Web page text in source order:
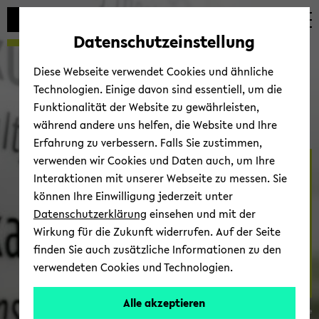
Automatische
vermeiden
zum
wechseln
zum
wechseln
zum
wechseln
For­schung
© Fa­kul­tät für So­zio­lo­gie
Datenschutzeinstellung
Diese Webseite verwendet Cookies und ähnliche
Technologien. Einige davon sind essentiell, um die
Funktionalität der Website zu gewährleisten,
während andere uns helfen, die Website und Ihre
Erfahrung zu verbessern. Falls Sie zustimmen,
verwenden wir Cookies und Daten auch, um Ihre
Interaktionen mit unserer Webseite zu messen. Sie
können Ihre Einwilligung jederzeit unter
Datenschutzerklärung einsehen und mit der
Wirkung für die Zukunft widerrufen. Auf der Seite
finden Sie auch zusätzliche Informationen zu den
verwendeten Cookies und Technologien.
Alle akzeptieren